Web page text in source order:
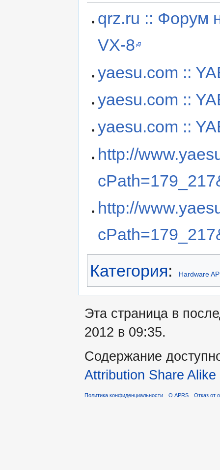
qrz.ru :: Форум
VX-8
yaesu.com ::
yaesu.com ::
yaesu.com ::
http://
http://
Категория: Hardware
Эта страница в
2012 в 09:35.
Содержание
Attribution Share Alike
Политика конфиденциальности О APRS Отказ от